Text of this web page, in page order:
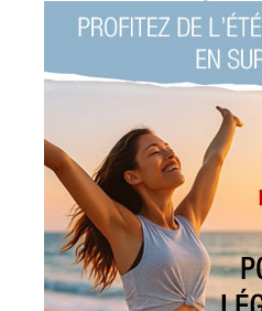
3 4
avance
publié le 04/09/2008 à 20:21